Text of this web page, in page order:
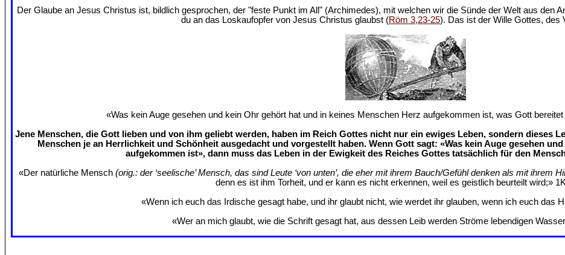
Der Glaube an Jesus Christus ist, bildlich gesprochen, der "feste Punkt im All" (Archimedes), mit welchen wir die Sünde der Welt aus den
du an das Loskaufopfer von Jesus Christus glaubst (Röm 3,23-25). Das ist der Wille Gottes, des
«Was kein Auge gesehen und kein Ohr gehört hat und in keines Menschen Herz aufgekommen ist, was Gott
Jene Menschen, die Gott lieben und von ihm geliebt werden, haben im Reich Gottes nicht nur ein ewiges Leben, sondern dieses
Menschen je an Herrlichkeit und Schönheit ausgedacht und vorgestellt haben. Wenn Gott sagt: «Was kein Auge gesehen
aufgekommen ist», dann muss das Leben in der Ewigkeit des Reiches Gottes tatsächlich für den
«Der natürliche Mensch (orig.: der ‘seelische’ Mensch, das sind Leute ‘von unten’, die eher mit ihrem Bauch/Gefühl denken als mit ihrem
denn es ist ihm Torheit, und er kann es nicht erkennen, weil es geistlich beurteilt wird;»
«Wenn ich euch das Irdische gesagt habe, und ihr glaubt nicht, wie werdet ihr glauben, wenn ich euch das
«Wer an mich glaubt, wie die Schrift gesagt hat, aus dessen Leib werden Ströme lebendigen